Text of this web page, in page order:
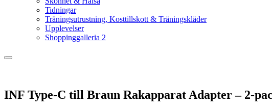
Tidningar
Träningsutrustning, Kosttillskott & Träningskläder
Upplevelser
Shoppinggalleria 2
INF Type-C till Braun Rakapparat Adapter – 2-